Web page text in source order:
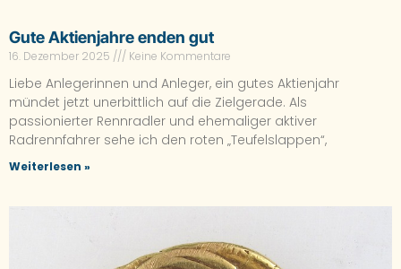
Gute Aktienjahre enden gut
16. Dezember 2025 Keine Kommentare
Liebe Anlegerinnen und Anleger, ein gutes Aktienjahr
mündet jetzt unerbittlich auf die Zielgerade. Als
passionierter Rennradler und ehemaliger aktiver
Radrennfahrer sehe ich den roten „Teufelslappen“,
Weiterlesen »